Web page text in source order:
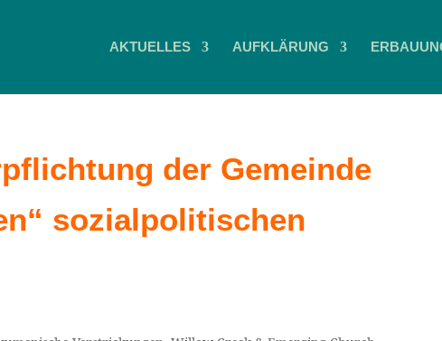
AKTUELLES AUFKLÄRUNG
der Gemeinde
sozialpolitischen